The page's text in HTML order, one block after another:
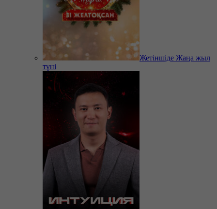
Жетіншіде Жаңа жыл
түні